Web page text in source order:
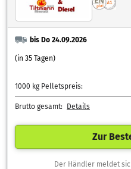
bis Do 24.09.2026
(in 35 Tagen)
1000 kg Pelletspreis:
Brutto gesamt: Details
Zur
Der Händler meldet